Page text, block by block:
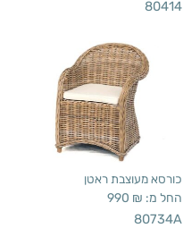
80414
כורסא מעוצבת ראטן
החל מ: 990 ₪
80734A